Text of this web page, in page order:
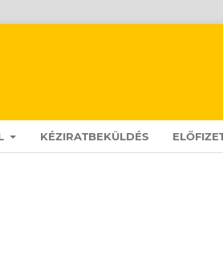
KÉZIRATBEKÜLDÉS